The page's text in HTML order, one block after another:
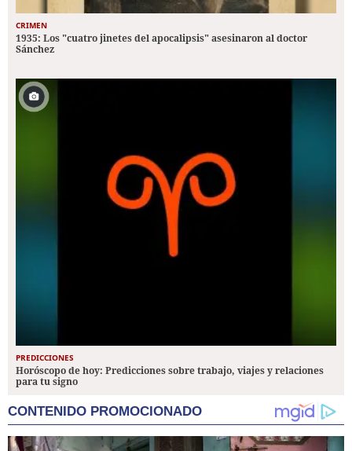
CRIMEN
1935: Los "cuatro jinetes del apocalipsis" asesinaron al doctor
Sánchez
PREDICCIONES
Horóscopo de hoy: Predicciones sobre trabajo, viajes y relaciones
para tu signo
CONTENIDO PROMOCIONADO